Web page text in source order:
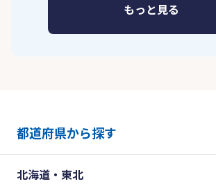
もっと見る
都道府県から探す
北海道・東北